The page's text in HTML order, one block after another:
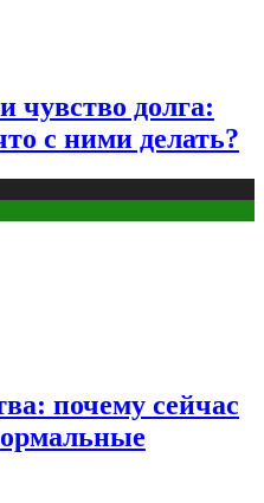
чувство долга:
с ними делать?
почему сейчас